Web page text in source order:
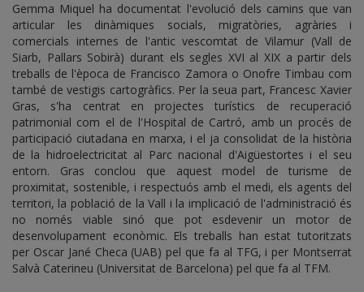
Gemma Miquel ha documentat l'evolució dels camins que van
articular les dinàmiques socials, migratòries, agràries i
comercials internes de l'antic vescomtat de Vilamur (Vall de
Siarb, Pallars Sobirà) durant els segles XVI al XIX a partir dels
treballs de l'època de Francisco Zamora o Onofre Timbau com
també de vestigis cartogràfics. Per la seua part, Francesc Xavier
Gras, s'ha centrat en projectes turístics de recuperació
patrimonial com el de l'Hospital de Cartró, amb un procés de
participació ciutadana en marxa, i el ja consolidat de la història
de la hidroelectricitat al Parc nacional d'Aigüestortes i el seu
entorn. Gras conclou que aquest model de turisme de
proximitat, sostenible, i respectuós amb el medi, els agents del
territori, la població de la Vall i la implicació de l'administració és
no només viable sinó que pot esdevenir un motor de
desenvolupament econòmic. Els treballs han estat tutoritzats
per Oscar Jané Checa (UAB) pel que fa al TFG, i per Montserrat
Salvà Caterineu (Universitat de Barcelona) pel que fa al TFM.